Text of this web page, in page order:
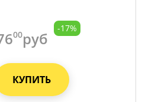
00руб
-17%
КУПИТЬ